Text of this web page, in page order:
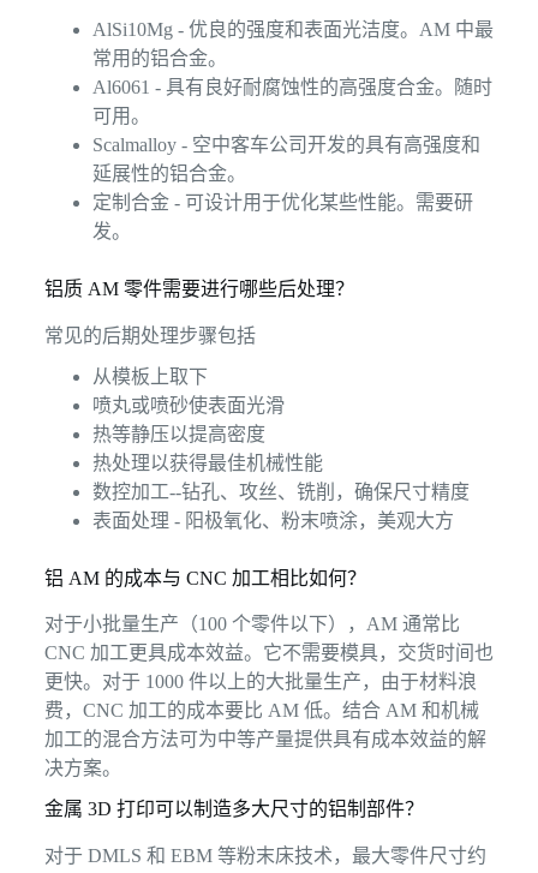
AlSi10Mg - 优良的强度和表面光洁度。AM 中最
常用的铝合金。
Al6061 - 具有良好耐腐蚀性的高强度合金。随时
可用。
Scalmalloy - 空中客车公司开发的具有高强度和
延展性的铝合金。
定制合金 - 可设计用于优化某些性能。需要研
发。
铝质 AM 零件需要进行哪些后处理？
常见的后期处理步骤包括
从模板上取下
喷丸或喷砂使表面光滑
热等静压以提高密度
热处理以获得最佳机械性能
数控加工--钻孔、攻丝、铣削，确保尺寸精度
表面处理 - 阳极氧化、粉末喷涂，美观大方
铝 AM 的成本与 CNC 加工相比如何？
对于小批量生产（100 个零件以下），AM 通常比
CNC 加工更具成本效益。它不需要模具，交货时间也
更快。对于 1000 件以上的大批量生产，由于材料浪
费，CNC 加工的成本要比 AM 低。结合 AM 和机械
加工的混合方法可为中等产量提供具有成本效益的解
决方案。
金属 3D 打印可以制造多大尺寸的铝制部件？
对于 DMLS 和 EBM 等粉末床技术，最大零件尺寸约